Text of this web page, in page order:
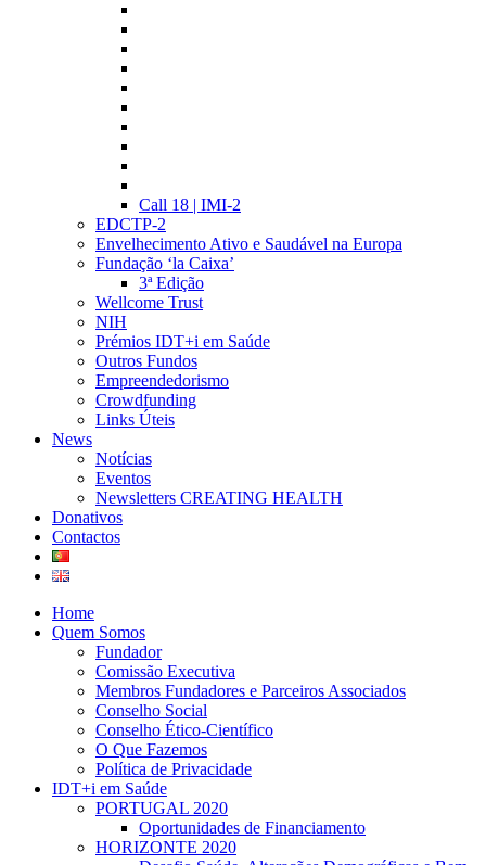
Call 18 | IMI-2
EDCTP-2
Envelhecimento Ativo e Saudável na Europa
Fundação ‘la Caixa’
3ª Edição
Wellcome Trust
NIH
Prémios IDT+i em Saúde
Outros Fundos
Empreendedorismo
Crowdfunding
Links Úteis
News
Notícias
Eventos
Newsletters CREATING HEALTH
Donativos
Contactos
Home
Quem Somos
Fundador
Comissão Executiva
Membros Fundadores e Parceiros Associados
Conselho Social
Conselho Ético-Científico
O Que Fazemos
Política de Privacidade
IDT+i em Saúde
PORTUGAL 2020
Oportunidades de Financiamento
HORIZONTE 2020